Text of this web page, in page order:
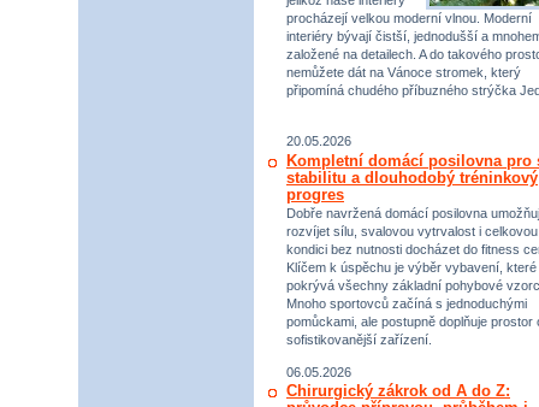
procházejí velkou moderní vlnou. Moderní
interiéry bývají čistší, jednodušší a
založené na detailech. A do takového
nemůžete dát na Vánoce stromek, který
připomíná chudého příbuzného strýčka
20.05.2026
Kompletní domácí posilovna pro
stabilitu a dlouhodobý tréninkový
progres
Dobře navržená domácí posilovna
rozvíjet sílu, svalovou vytrvalost i celkovou
kondici bez nutnosti docházet do fitness
Klíčem k úspěchu je výběr vybavení, které
pokrývá všechny základní pohybové
Mnoho sportovců začíná s jednoduchými
pomůckami, ale postupně doplňuje prostor
sofistikovanější zařízení.
06.05.2026
Chirurgický zákrok od A do Z: